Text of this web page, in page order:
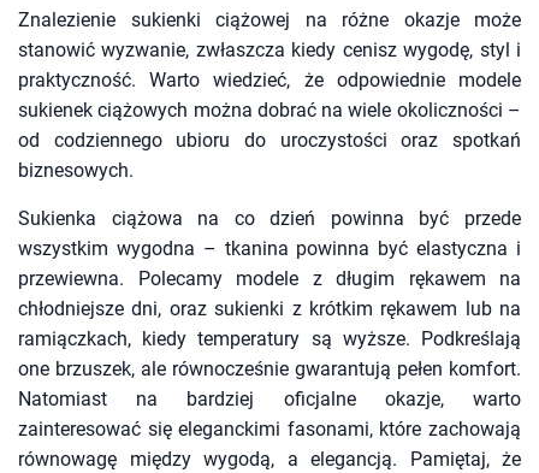
Znalezienie sukienki ciążowej na różne okazje może
stanowić wyzwanie, zwłaszcza kiedy cenisz wygodę, styl i
praktyczność. Warto wiedzieć, że odpowiednie modele
sukienek ciążowych można dobrać na wiele okoliczności –
od codziennego ubioru do uroczystości oraz spotkań
biznesowych.
Sukienka ciążowa na co dzień powinna być przede
wszystkim wygodna – tkanina powinna być elastyczna i
przewiewna. Polecamy modele z długim rękawem na
chłodniejsze dni, oraz sukienki z krótkim rękawem lub na
ramiączkach, kiedy temperatury są wyższe. Podkreślają
one brzuszek, ale równocześnie gwarantują pełen komfort.
Natomiast na bardziej oficjalne okazje, warto
zainteresować się eleganckimi fasonami, które zachowają
równowagę między wygodą, a elegancją. Pamiętaj, że